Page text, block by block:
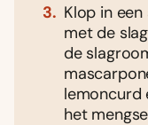
Klop in
met de
de
lemoncurd
het